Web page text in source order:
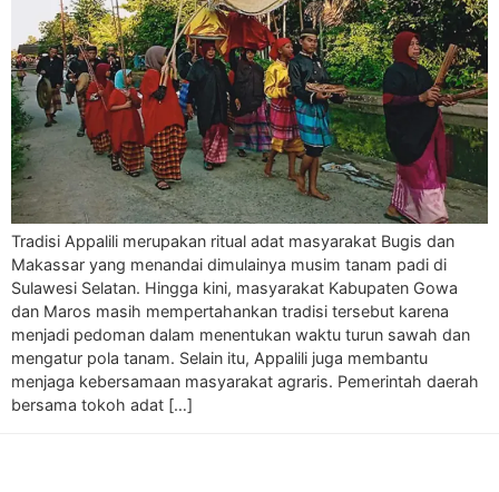
Tradisi Appalili merupakan ritual adat masyarakat Bugis dan
Makassar yang menandai dimulainya musim tanam padi di
Sulawesi Selatan. Hingga kini, masyarakat Kabupaten Gowa
dan Maros masih mempertahankan tradisi tersebut karena
menjadi pedoman dalam menentukan waktu turun sawah dan
mengatur pola tanam. Selain itu, Appalili juga membantu
menjaga kebersamaan masyarakat agraris. Pemerintah daerah
bersama tokoh adat […]